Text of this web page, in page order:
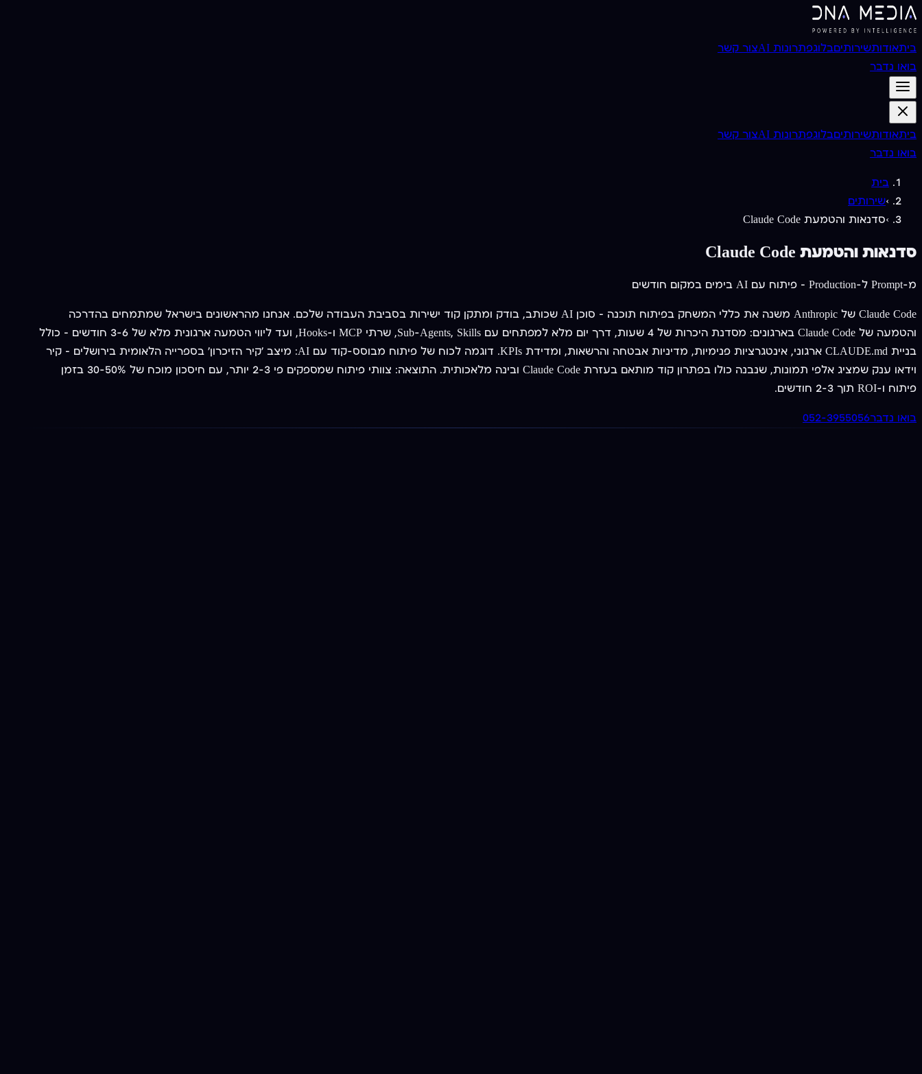
ביתאודותשירותיםבלוגפתרונות AI
צור קשר
בואו נדבר
ביתאודותשירותיםבלוגפתרונות AI
צור קשר
בואו נדבר
בית
›שירותים
›סדנאות והטמעת Claude Code
סדנאות והטמעת Claude Code
מ-Prompt ל-Production — פיתוח עם AI בימים במקום חודשים
Claude Code של Anthropic משנה את כללי המשחק בפיתוח תוכנה — סוכן AI שכותב, בודק ומתקן קוד ישירות בסביבת העבודה שלכם. אנחנו מהראשונים בישראל שמתמחים בהדרכה
והטמעה של Claude Code בארגונים: מסדנת היכרות של 4 שעות, דרך יום מלא למפתחים עם Sub-Agents, Skills, שרתי MCP ו-Hooks, ועד ליווי הטמעה ארגונית מלא של 3-6 חודשים — כולל
בניית CLAUDE.md ארגוני, אינטגרציות פנימיות, מדיניות אבטחה והרשאות, ומדידת KPIs. דוגמה לכוח של פיתוח מבוסס-קוד עם AI: מיצב 'קיר הזיכרון' בספרייה הלאומית בירושלים — קיר
וידאו ענק שמציג אלפי תמונות, שנבנה כולו בפתרון קוד מותאם בעזרת Claude Code ובינה מלאכותית. התוצאה: צוותי פיתוח שמספקים פי 2-3 יותר, עם חיסכון מוכח של 30-50% בזמן
פיתוח ו-ROI תוך 2-3 חודשים.
בואו נדבר052-3955056